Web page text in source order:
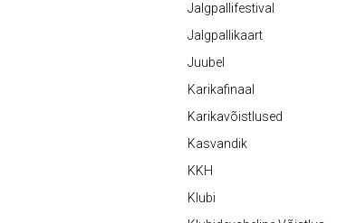
Jalgpallifestival
Jalgpallikaart
Juubel
Karikafinaal
Karikavõistlused
Kasvandik
KKH
Klubi